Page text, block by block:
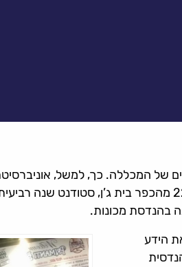
של המכללה. כך, למשל,
בן 22 מהכפר בית ג’ן, סטודנט שנה
הידע